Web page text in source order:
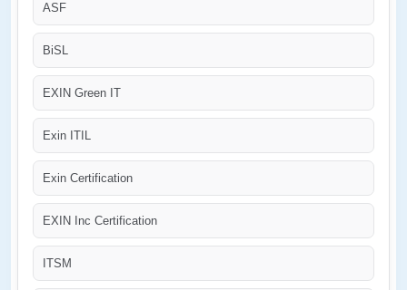
ASF
BiSL
EXIN Green IT
Exin ITIL
Exin Certification
EXIN Inc Certification
ITSM